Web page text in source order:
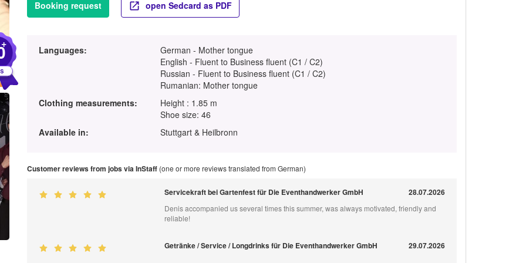
+
Booking request open Sedcard as PDF
Languages:
German - Mother tongue
English - Fluent to Business fluent (C1 / C2)
Russian - Fluent to Business fluent (C1 / C2)
Rumanian: Mother tongue
Clothing measurements:
Height : 1.85 m
Shoe size: 46
Available in:
Stuttgart & Heilbronn
Customer reviews from jobs via InStaff(one or more reviews translated from German)
Servicekraft bei Gartenfest für Die Eventhandwerker GmbH 28.07.2026
Denis accompanied us several times this summer, was always motivated, friendly and
reliable!
Getränke / Service / Longdrinks für Die Eventhandwerker GmbH 29.07.2026